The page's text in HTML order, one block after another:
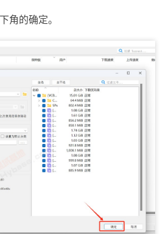
角的确定。